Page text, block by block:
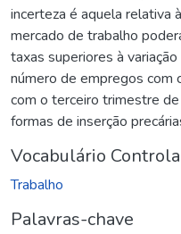
incerteza é aquela relativa
mercado de trabalho
taxas superiores à
número de empregos com
com o terceiro trimestre
formas de inserção
Vocabulário
Trabalho
Palavras-chave